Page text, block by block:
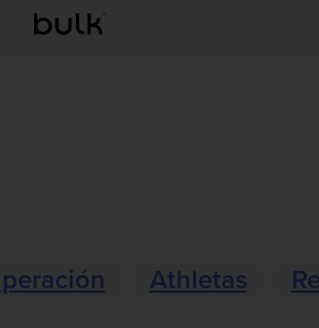
Athletas